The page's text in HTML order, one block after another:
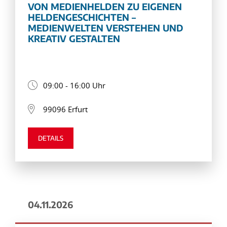
VON MEDIENHELDEN ZU EIGENEN
HELDENGESCHICHTEN –
MEDIENWELTEN VERSTEHEN UND
KREATIV GESTALTEN
09:00 - 16:00 Uhr
99096 Erfurt
DETAILS
04.11.2026